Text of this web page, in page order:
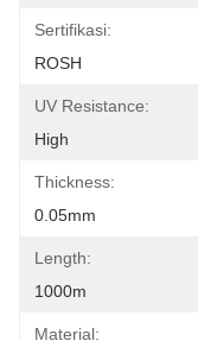
Sertifikasi:
ROSH
UV Resistance:
High
Thickness:
0.05mm
Length:
1000m
Material: